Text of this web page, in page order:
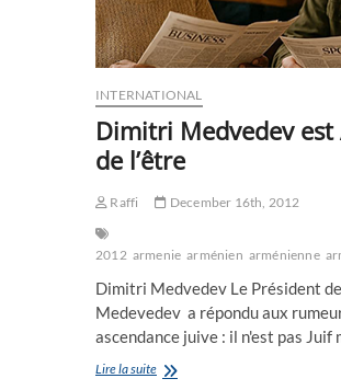
INTERNATIONAL
Dimitri Medvedev
de l’être
Raffi December 16th, 2012
2012 armenie arménien arménienne
Dimitri Medvedev Le Président
Medevedev a répondu aux
ascendance juive : il n'est pas Juif
Lire la suiteDimitri